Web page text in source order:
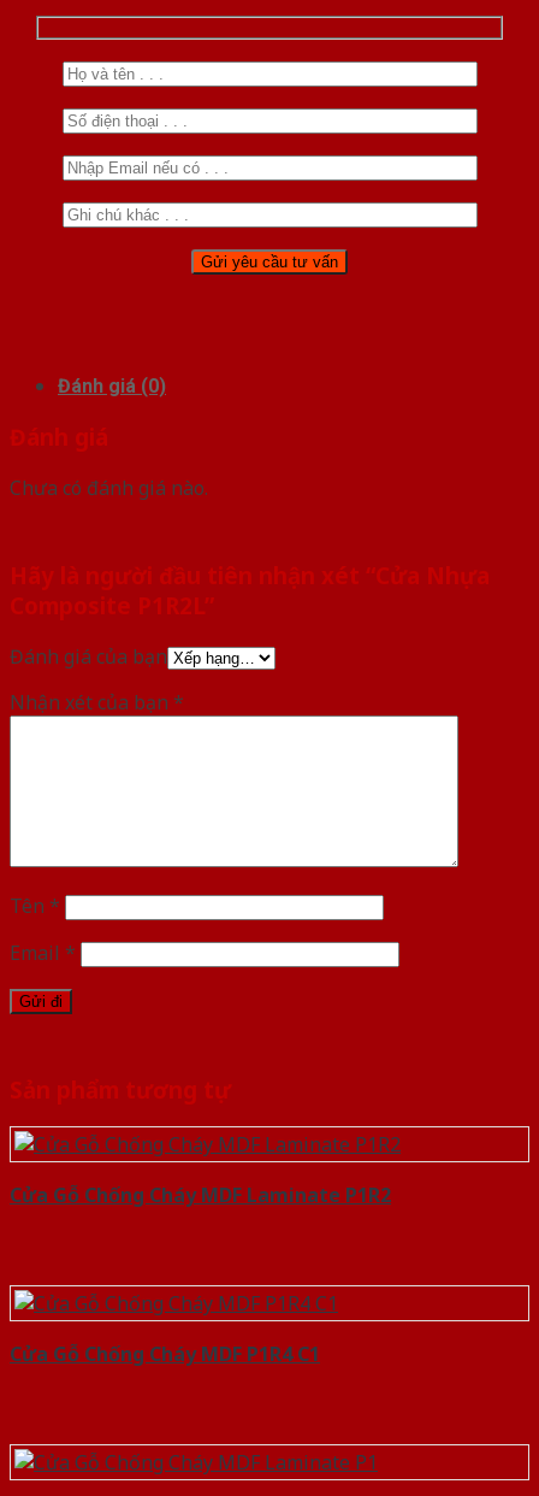
Đánh giá (0)
Đánh giá
Chưa có đánh giá nào.
Hãy là người đầu tiên nhận xét “Cửa Nhựa
Composite P1R2L”
Đánh giá của bạn
Nhận xét của bạn *
Tên *
Email *
Sản phẩm tương tự
Cửa Gỗ Chống Cháy MDF Laminate P1R2
Cửa Gỗ Chống Cháy MDF P1R4 C1